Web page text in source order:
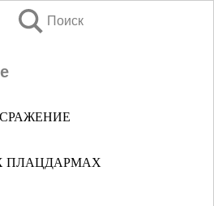
Поиск
ПЛАЦДАРМАХ